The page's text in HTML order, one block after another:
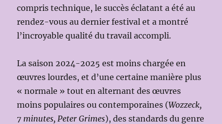
compris technique, le succès éclatant a été au
rendez-vous au dernier festival et a montré
l’incroyable qualité du travail accompli.
La saison 2024-2025 est moins chargée en
œuvres lourdes, et d’une certaine manière plus
« normale » tout en alternant des œuvres
moins populaires ou contemporaines (Wozzeck,
7 minutes, Peter Grimes), des standards du genre